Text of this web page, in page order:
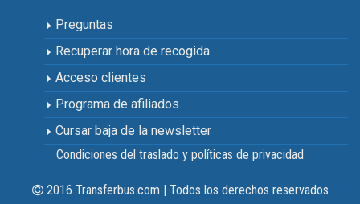
Preguntas
Recuperar hora de recogida
Acceso clientes
Programa de afiliados
Cursar baja de la newsletter
Condiciones del traslado y políticas de privacidad
2016 Transferbus.com | Todos los derechos reservados